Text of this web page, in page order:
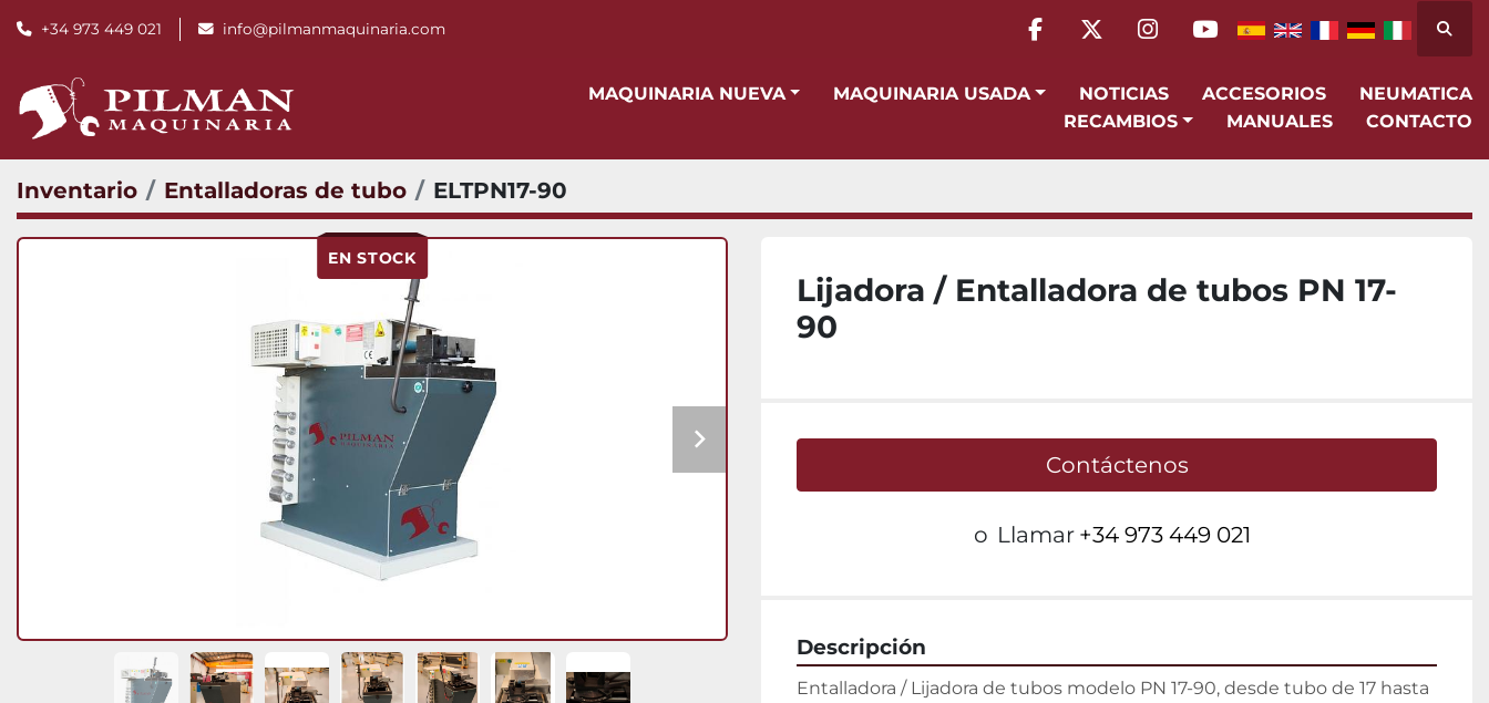
+34 973 449 021 info@pilmanmaquinaria.com
facebook
twitterinstagram
youtube
MAQUINARIA NUEVA MAQUINARIA USADA NOTICIAS ACCESORIOS
NEUMATICA
RECAMBIOS
MANUALES CONTACTO
Inventario Entalladoras de tubo ELTPN17-90
EN STOCK
Lijadora / Entalladora de tubos PN 17-
90
Contáctenos
o Llamar +34 973 449 021
Descripción
Entalladora / Lijadora de tubos modelo PN 17-90, desde tubo de 17 hasta